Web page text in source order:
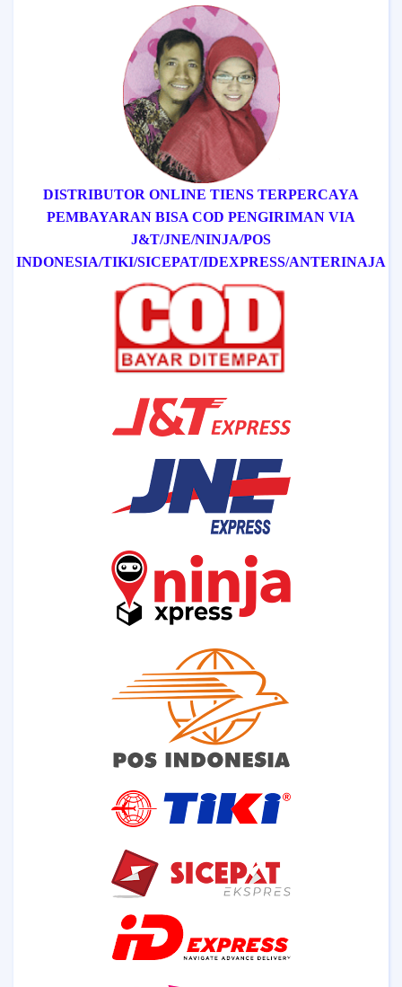
DISTRIBUTOR ONLINE TIENS TERPERCAYA
PEMBAYARAN BISA COD PENGIRIMAN VIA
J&T/JNE/NINJA/POS
INDONESIA/TIKI/SICEPAT/IDEXPRESS/ANTERINAJA